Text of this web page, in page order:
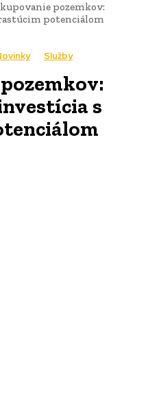
pozemkov:
potenciálom
Služby
s